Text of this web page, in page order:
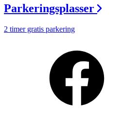
Parkeringsplasser
2 timer gratis parkering